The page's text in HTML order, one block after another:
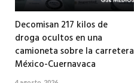
Decomisan 217 kilos de
droga ocultos en una
camioneta sobre la carretera
México-Cuernavaca